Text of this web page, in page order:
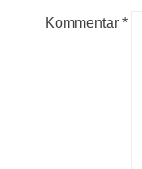
Kommentar *